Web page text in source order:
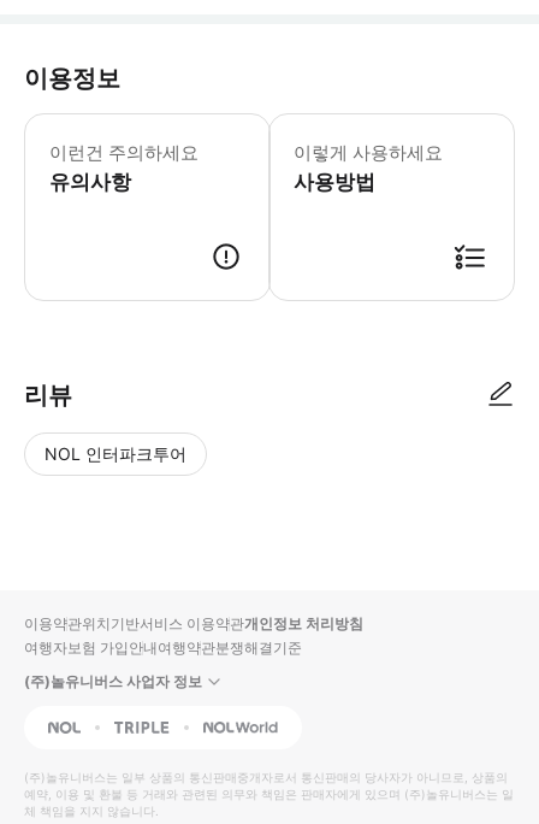
이용정보
이런건 주의하세요
유의사항
정확한 주소는 바우처에 기재되어 있
이렇게 사용하세요
사용방법
리뷰
NOL 인터파크투어
입니
다.
높
은
동
영
순
상
이용약관위치기반서비스 이용약관개인정보 처리방침
여행자보험 가입안내여행약관분쟁해결기준
(주)놀유니버스 사업자 정보
NOL Triple Interpark Global
(주)놀유니버스는 일부 상품의 통신판매중개자로서 통신판매의 당사자가 아니므로, 상품의
예약, 이용 및 환불 등 거래와 관련된 의무와 책임은 판매자에게 있으며 (주)놀유니버스는 일
체 책임을 지지 않습니다.